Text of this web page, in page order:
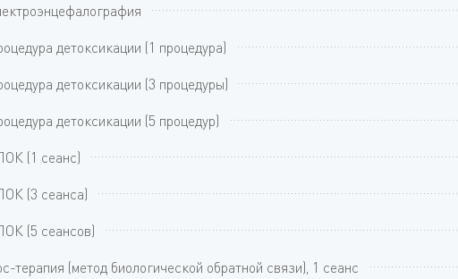
детоксикации (1 процедура)
детоксикации (3 процедуры)
детоксикации (5 процедур)
(1 сеанс)
(3 сеанса)
(5 сеансов)
терапия (метод биологической обратной связи), 1 сеанс